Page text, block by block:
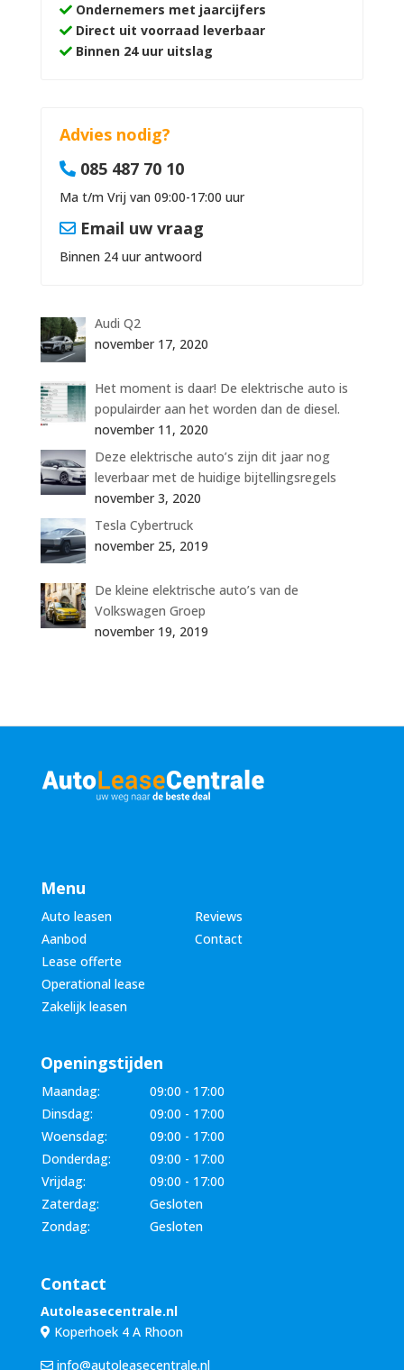
Ondernemers met jaarcijfers
Direct uit voorraad leverbaar
Binnen 24 uur uitslag
Advies nodig?
085 487 70 10
Ma t/m Vrij van 09:00-17:00 uur
Email uw vraag
Binnen 24 uur antwoord
Audi Q2
november 17, 2020
Het moment is daar! De elektrische auto is
populairder aan het worden dan de diesel.
november 11, 2020
Deze elektrische auto’s zijn dit jaar nog
leverbaar met de huidige bijtellingsregels
november 3, 2020
Tesla Cybertruck
november 25, 2019
De kleine elektrische auto’s van de
Volkswagen Groep
november 19, 2019
Menu
Auto leasen
Reviews
Aanbod
Contact
Lease offerte
Operational lease
Zakelijk leasen
Openingstijden
Maandag:
09:00 - 17:00
Dinsdag:
09:00 - 17:00
Woensdag:
09:00 - 17:00
Donderdag:
09:00 - 17:00
Vrijdag:
09:00 - 17:00
Zaterdag:
Gesloten
Zondag:
Gesloten
Contact
Autoleasecentrale.nl
Koperhoek 4 A Rhoon
info@autoleasecentrale.nl